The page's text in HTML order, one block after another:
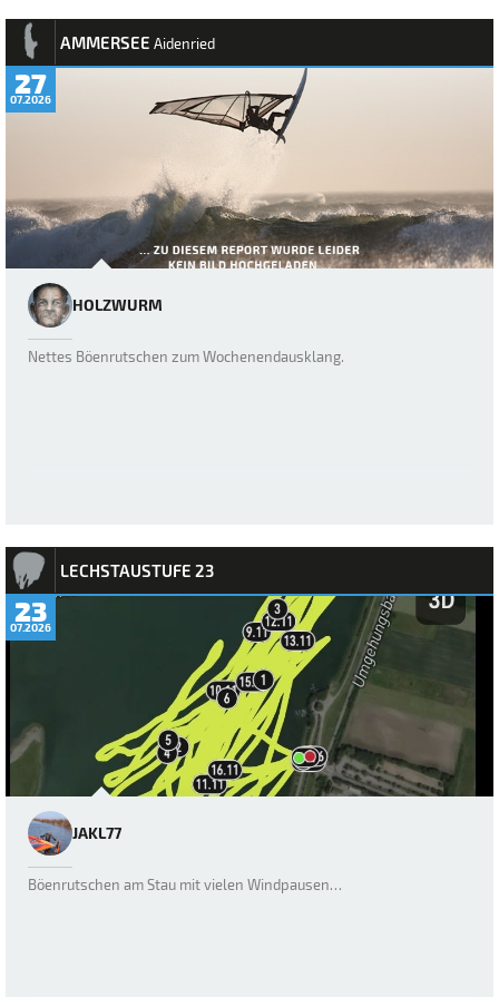
AMMERSEE Aidenried
27
07.2026
HOLZWURM
Nettes Böenrutschen zum Wochenendausklang.
LECHSTAUSTUFE 23
23
07.2026
JAKL77
Böenrutschen am Stau mit vielen Windpausen…